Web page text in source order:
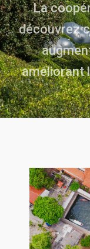
La
découvrez
améliorant